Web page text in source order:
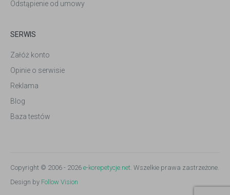
Odstąpienie od umowy
SERWIS
Załóż konto
Opinie o serwisie
Reklama
Blog
Baza testów
Copyright © 2006 - 2026 e-korepetycje.net. Wszelkie prawa zastrzeżone.
Design by Follow Vision